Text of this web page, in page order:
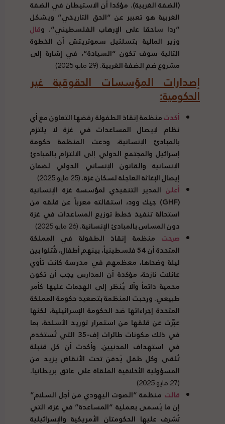
(الضفة الغربية). مؤكدا أن الاستيطان في الضفة
الغربية هو تعبير عن “الحق التاريخي” ويشكل
“ردا ساحقا على الإرهاب الفلسطيني“. وقال
وزير المالية بتسلئيل سموتريتش أن الخطوة
التالية سوف تكون “السيادة“، في إشارة إلى
مشروع ضم الضفة الغربية.(29 مايو 2025)
إصدارات المؤسسات الحقوقية غير
الحكومية:
أكدتمنظمة إنقاذ الطفولة رفضها التعاون مع أي
نظام لإيصال المساعدات في غزة لا يلتزم
بالمبادئ الإنسانية، ودعت المنظمة حكومة
إسرائيل والمجتمع الدولي إلى الالتزام بالمبادئ
الإنسانية والقانون الإنساني الدولي لضمان
إيصال الإغاثة العاجلة لسكان غزة.(25 مايو 2025)
أعلن المدير التنفيذي لمؤسسة غزة الإنسانية
(
GHF
) جيك وود، استقالته معرباً عن قلقه من
استحالة تنفيذ خطط توزيع المساعدات في غزة
دون المساس بالمبادئ الإنسانية.(26 مايو 2025)
صرحت منظمة إنقاذ الطفولة في المملكة
المتحدة أن54فلسطينياً، بينهم أطفال، قُتلوا بين
ليلة وضحاها، معظمهم في مدرسة كانت تأوي
عائلات نازحة، مؤكدة أن المدارس يجب أن تكون
محمية دائماً وألا يُنظر إلى الهجمات عليها كأمر
طبيعي.ورحبت المنظمة بتصعيد حكومة المملكة
المتحدة إجراءاتها ضد الحكومة الإسرائيلية، لكنها
عبّرت عن قلقها من استمرار توريد الأسلحة، بما
في ذلك مكونات طائرات إف-35
التي تُستخدم
في استهداف المدنيين. وأكدت أن كل قنبلة
تُلقى وكل طفل يُدفن تحت الأنقاض يزيد من
المسؤولية الأخلاقية الملقاة على عاتق بريطانيا.
(27 مايو 2025)
قالت منظمة“الصوت اليهودي من أجل السلام”
إن ما يُسمى بعملية “المساعدة” في غزة، التي
تُشرف عليها الحكومتان الأمريكية والإسرائيلية